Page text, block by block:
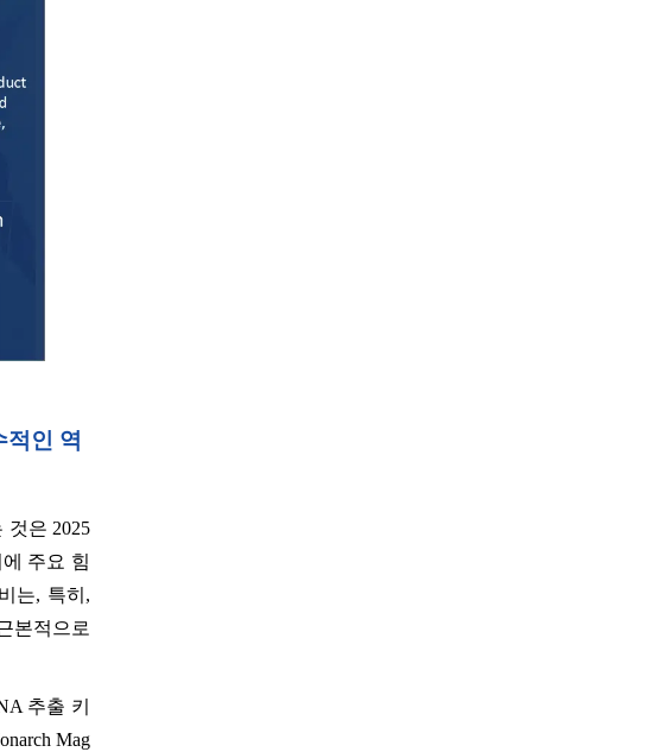
인 역
것은 2025
주요 힘
는, 특히,
본적으로
추출 키
Mag